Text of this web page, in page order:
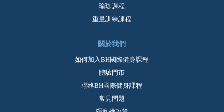
瑜珈課程
重量訓練課程
關於我們
如何加入BH國際健身課程
體驗門市
聯絡BH國際健身課程
常見問題